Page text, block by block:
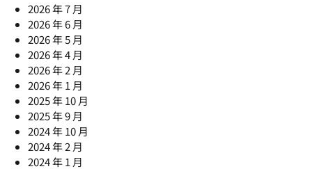
2026 年 7 月
2026 年 6 月
2026 年 5 月
2026 年 4 月
2026 年 2 月
2026 年 1 月
2025 年 10 月
2025 年 9 月
2024 年 10 月
2024 年 2 月
2024 年 1 月